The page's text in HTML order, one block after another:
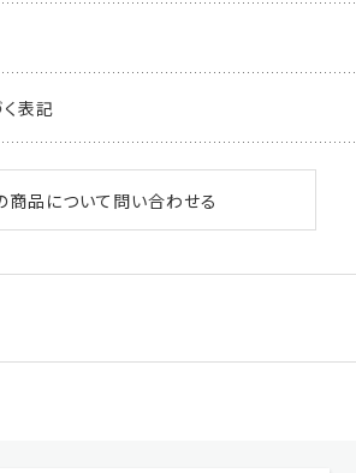
表記
商品について問い合わせる